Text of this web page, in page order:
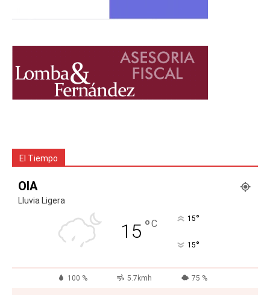
El Tiempo
OIA
Lluvia Ligera
15 °C 15°
15°
100 % 5.7kmh 75 %